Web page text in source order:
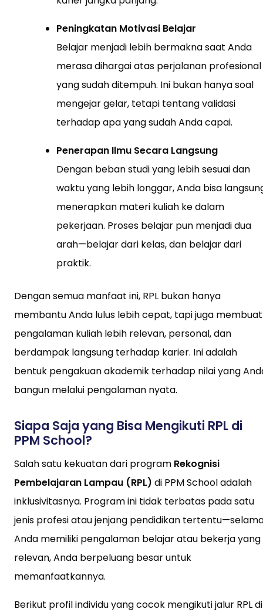
Peningkatan Motivasi Belajar
Belajar menjadi lebih bermakna saat Anda
merasa dihargai atas perjalanan profesional
yang sudah ditempuh. Ini bukan hanya soal
mengejar gelar, tetapi tentang validasi
terhadap apa yang sudah Anda capai.
Penerapan Ilmu Secara Langsung
Dengan beban studi yang lebih sesuai dan
waktu yang lebih longgar, Anda bisa
menerapkan materi kuliah ke dalam
pekerjaan. Proses belajar pun menjadi dua
arah—belajar dari kelas, dan belajar dari
praktik.
Dengan semua manfaat ini, RPL bukan hanya
membantu Anda lulus lebih cepat, tapi juga membuat
pengalaman kuliah lebih relevan, personal, dan
berdampak langsung terhadap karier. Ini adalah
bentuk pengakuan akademik terhadap nilai yang
bangun melalui pengalaman nyata.
Siapa Saja yang Bisa Mengikuti RPL di
PPM School?
Salah satu kekuatan dari program Rekognisi
Pembelajaran Lampau (RPL) di PPM School adalah
inklusivitasnya. Program ini tidak terbatas pada satu
jenis profesi atau jenjang pendidikan
Anda memiliki pengalaman belajar atau bekerja yang
relevan, Anda berpeluang besar untuk
memanfaatkannya.
Berikut profil individu yang cocok mengikuti jalur RPL di